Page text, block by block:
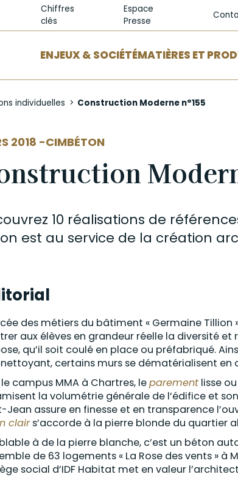
Chiffres
clés
Espace
Presse
ENJEUX & SOCIÉTÉMATIÈRES ET
individuelles Construction Moderne n°155
2018 -CIMBÉTON
10 réalisations de
est au service de la création
des métiers du bâtiment « Germaine
aux élèves en grandeur réelle la diversité
qu’il soit coulé en place ou préfabriqué.
certains murs se dématérialisent en
le campus MMA à Chartres, leparement lisse
la volumétrie générale de l’édifice et
Jean assure en finesse et en transparence
clairs’accorde à la pierre blonde du quartier
à de la pierre blanche, c’est un béton
de 63 logements « La Rose des vents »
social d’IDF Habitat met en valeur